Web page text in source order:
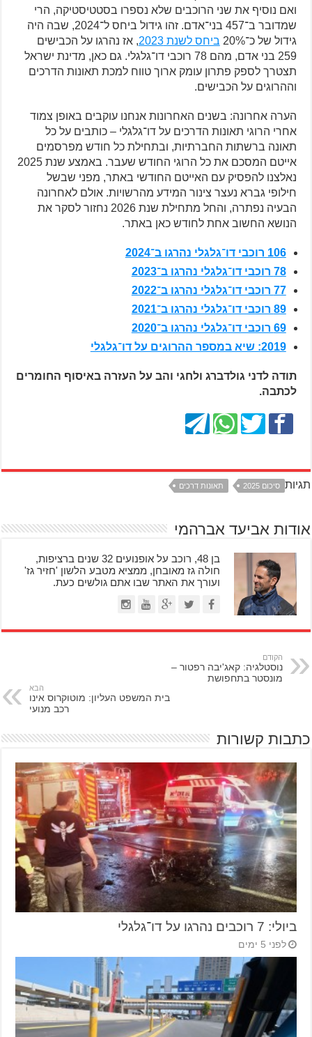
ואם נוסיף את שני הרוכבים שלא נספרו בסטטיסטיקה, הרי
שמדובר ב־457 בני־אדם. זהו גידול ביחס ל־2024, שבה היה
גידול של כ־20%
ביחס לשנת 2023
, אז נהרגו על הכבישים
259 בני אדם, מהם 78 רוכבי דו־גלגלי. גם כאן, מדינת ישראל
תצטרך לספק פתרון עומק ארוך טווח למכת תאונות הדרכים
וההרוגים על הכבישים.
הערה אחרונה: בשנים האחרונות אנחנו עוקבים באופן צמוד
אחרי הרוגי תאונות הדרכים על דו־גלגלי – כותבים על כל
תאונה ברשתות החברתיות, ובתחילת כל חודש מפרסמים
אייטם המסכם את כל הרוגי החודש שעבר. באמצע שנת 2025
נאלצנו להפסיק עם האייטם החודשי באתר, מפני שבשל
חילופי גברא נעצר צינור המידע מהרשויות. אולם לאחרונה
הבעיה נפתרה, והחל מתחילת שנת 2026 נחזור לסקר את
הנושא החשוב אחת לחודש כאן באתר.
106 רוכבי דו־גלגלי נהרגו ב־2024
78 רוכבי דו־גלגלי נהרגו ב־2023
77 רוכבי דו־גלגלי נהרגו ב־2022
89 רוכבי דו־גלגלי נהרגו ב־2021
69 רוכבי דו־גלגלי נהרגו ב־2020
2019: שיא במספר ההרוגים על דו־גלגלי
תודה לדני גולדברג ולחגי והב על העזרה באיסוף החומרים
לכתבה.
תגיות סיכום 2025 תאונות דרכים
אודות אביעד אברהמי
בן 48, רוכב על אופנועים 32 שנים ברציפות,
חולה גז מאובחן, ממציא מטבע הלשון 'חזיר גז'
ועורך את האתר שבו אתם גולשים כעת.
הקודם
נוסטלגיה: קאג'יבה רפטור –
מונסטר בתחפושת
הבא
בית המשפט העליון: מוטוקרוס אינו
רכב מנועי
כתבות קשורות
ביולי: 7 רוכבים נהרגו על דו־גלגלי
לפני 5 ימים